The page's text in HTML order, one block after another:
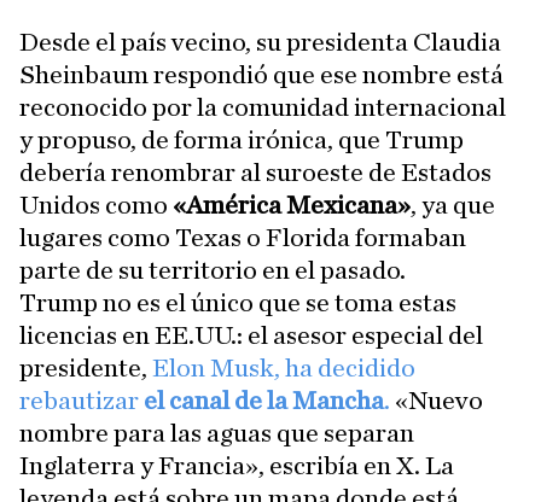
Desde el país vecino, su presidenta Claudia
Sheinbaum respondió que ese nombre está
reconocido por la comunidad internacional
y propuso, de forma irónica, que Trump
debería renombrar al suroeste de Estados
Unidos como «América Mexicana», ya que
lugares como Texas o Florida formaban
parte de su territorio en el pasado.
Trump no es el único que se toma estas
licencias en EE.UU.: el asesor especial del
presidente, Elon Musk, ha decidido
rebautizar el canal de la Mancha. «Nuevo
nombre para las aguas que separan
Inglaterra y Francia», escribía en X. La